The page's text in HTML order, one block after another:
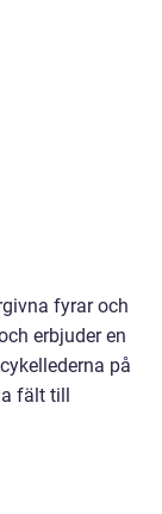
fyrar och
erbjuder en
på
fält till